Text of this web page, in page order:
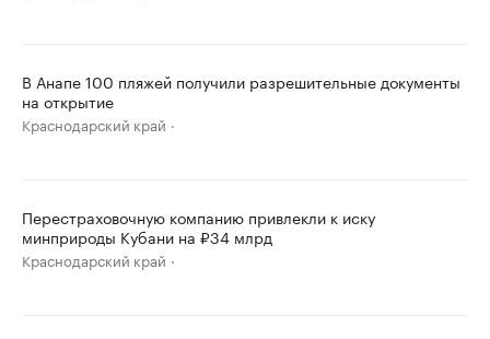
В Анапе 100 пляжей получили разрешительные документы
на открытие
Краснодарский край
Перестраховочную компанию привлекли к иску
минприроды Кубани на ₽34 млрд
Краснодарский край